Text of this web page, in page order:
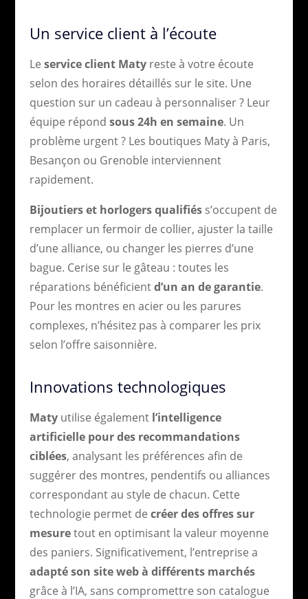
Un service client à l’écoute
Le service client Matyreste à votre écoute
selon des horaires détaillés sur le site. Une
question sur un cadeau à personnaliser ? Leur
équipe répond sous 24h en semaine. Un
problème urgent ? Les boutiques Maty à Paris,
Besançon ou Grenoble interviennent
rapidement.
Bijoutiers et horlogers qualifiéss’occupent de
remplacer un fermoir de collier, ajuster la taille
d’une alliance, ou changer les pierres d’une
bague. Cerise sur le gâteau : toutes les
réparations bénéficientd’un an de garantie.
Pour les montres en acier ou les parures
complexes, n’hésitez pas à comparer les prix
selon l’offre saisonnière.
Innovations technologiques
Matyutilise également l’intelligence
artificielle pour des recommandations
ciblées, analysant les préférences afin de
suggérer des montres, pendentifs ou alliances
correspondant au style de chacun. Cette
technologie permet de créer des offres sur
mesuretout en optimisant la valeur moyenne
des paniers. Significativement, l’entreprise a
adapté son site web à différents marchés
grâce à l’IA, sans compromettre son catalogue